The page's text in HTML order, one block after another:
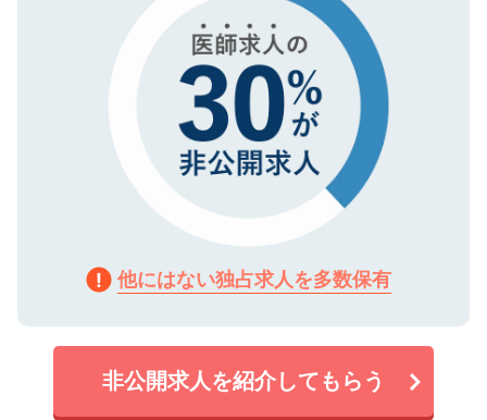
他にはない独占求人を多数保有
非公開求人を紹介してもらう